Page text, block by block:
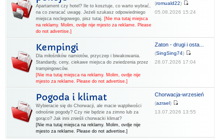
Apartament czy hotel? Ile to kosztuje, co warto wybrać,
na co zwracać uwagę. Jeżeli szukasz odpowiedniego
miejsca noclegowego, pisz tutaj. [Nie ma tutaj miejsca
na reklamy. Molim, ovdje nije mjesto za reklame. Please
do not advertise.]
(romuald22)
05.08.2026 15:24
Kempingi
Dla miłośników namiotów, przyczep i biwakowania.
Standardy, ceny, ciekawe miejsca do zwiedzenia przez
trampingowców.
[Nie ma tutaj miejsca na reklamy. Molim, ovdje nije
mjesto za reklame. Please do not advertise.]
Zaton - drugi i osta...
(SingSing74)
28.07.2026 17:04
Pogoda i klimat
Wybieracie się do Chorwacji, ale macie wątpliwości
odnośnie pogody? Czy nie będzie za zimno lub za
gorąco? Jak inni znieśli chorwacki klimat?
[Nie ma tutaj miejsca na reklamy. Molim, ovdje nije
mjesto za reklame. Please do not advertise.]
Chorwacja-wrzesień
(azrael)
13.07.2026 13:55